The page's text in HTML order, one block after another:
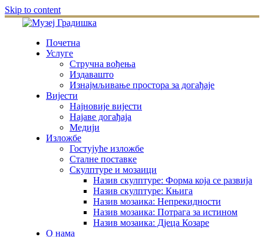
Skip to content
Почетна
Услуге
Стручна вођења
Издавашто
Изнајмљивање простора за догађаје
Вијести
Најновије вијести
Најаве догађаја
Медији
Изложбе
Гостујуће изложбе
Сталне поставке
Скулптуре и мозаици
Назив скулптуре: Форма која се развија
Назив скулптуре: Књига
Назив мозаика: Непрекидности
Назив мозаика: Потрага за истином
Назив мозаика: Дјеца Козаре
О нама